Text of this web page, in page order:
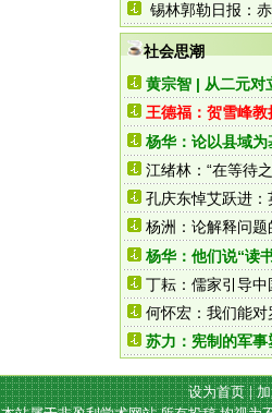
锡林郭勒日报：
社会思潮
黄宗智 | 从二元对
王德福：贺雪峰
杨华：论以县域
江绪林：“在等待
孔庆东悼艾跃进
杨洲：论解释问
杨华：他们说“读
丁耘：儒家引导中
何怀宏：我们能
苏力：宪制的军事
设为首页|